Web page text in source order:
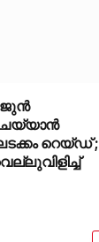
റെയ്ഡ് ;